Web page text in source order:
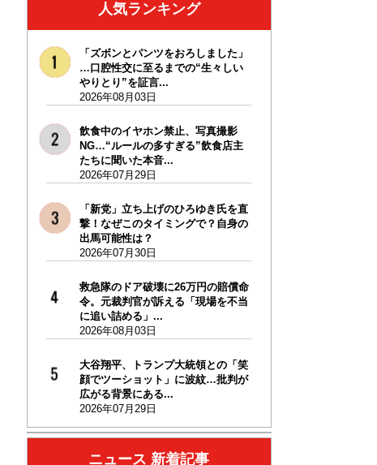
人気ランキング
「ズボンとパンツをおろしました」
…口腔性交に至るまでの“生々しい
やりとり”を証言...
2026年08月03日
飲食中のイヤホン禁止、写真撮影
NG…“ルールの多すぎる”飲食店主
たちに聞いた本音...
2026年07月29日
「新党」立ち上げのひろゆき氏を直
撃！なぜこのタイミングで？自身の
出馬可能性は？
2026年07月30日
救急隊のドア破壊に26万円の賠償命
令。元裁判官が訴える「現場を不当
に追い詰める」...
2026年08月03日
大谷翔平、トランプ大統領との「笑
顔でツーショット」に波紋…批判が
広がる背景にある...
2026年07月29日
ニュース 新着記事